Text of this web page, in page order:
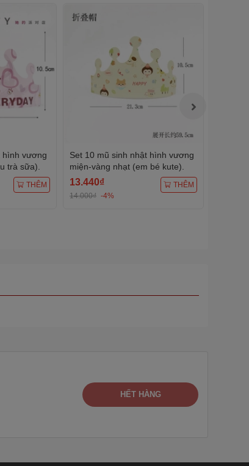
hình vương
trà sữa).
THÊM
Set 10 mũ sinh nhật hình vương
miện-vàng nhạt (em bé kute).
13.440₫
14.000₫ -4%
THÊM
HẾT HÀNG